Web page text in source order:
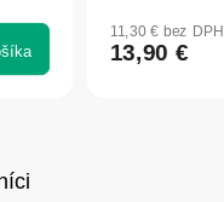
11,30 € bez DPH
13,90 €